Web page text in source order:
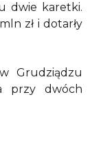
dwie karetki.
zł i dotarły
Grudziądzu
przy dwóch